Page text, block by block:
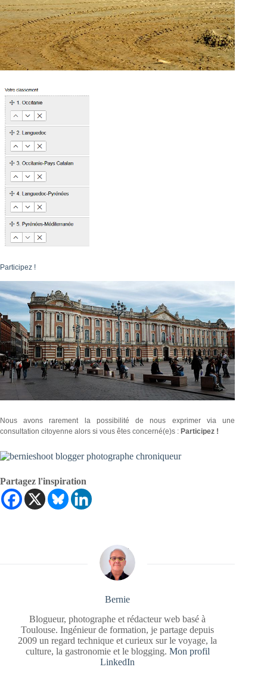
Participez !
Nous avons rarement la possibilité de nous exprimer via une
consultation citoyenne alors si vous êtes concerné(e)s : Participez !
Partagez l'inspiration
Bernie
Blogueur, photographe et rédacteur web basé à
Toulouse. Ingénieur de formation, je partage depuis
2009 un regard technique et curieux sur le voyage, la
culture, la gastronomie et le blogging. Mon profil
LinkedIn